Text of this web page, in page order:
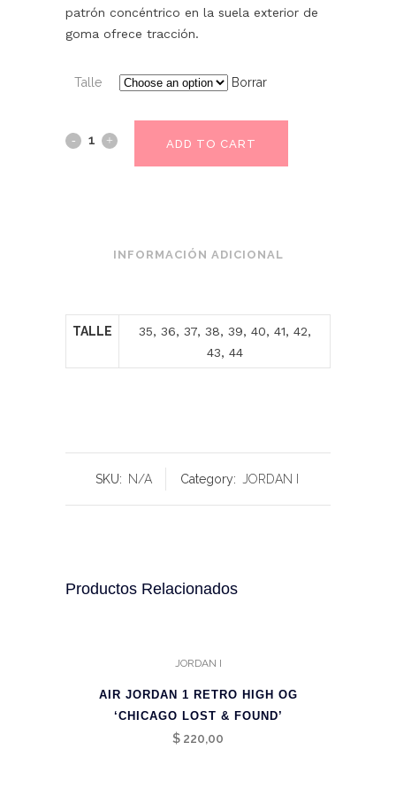
patrón concéntrico en la suela exterior de
goma ofrece tracción.
Talle Borrar
ADD TO CART
INFORMACIÓN ADICIONAL
TALLE
35, 36, 37, 38, 39, 40, 41, 42,
43, 44
SKU: N/A Category: JORDAN I
Productos Relacionados
JORDAN I
AIR JORDAN 1 RETRO HIGH OG
‘CHICAGO LOST & FOUND’
$ 220,00